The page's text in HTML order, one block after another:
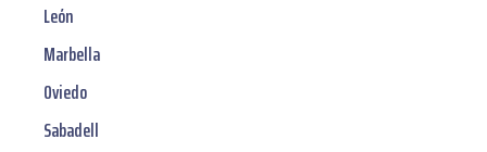
León
Marbella
Oviedo
Sabadell